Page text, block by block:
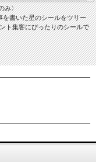
み〉
を書いた星のシールをツリー
ト集客にぴったりのシールで